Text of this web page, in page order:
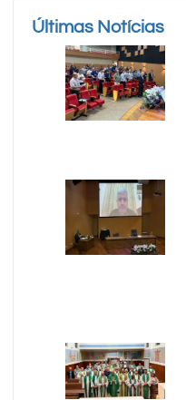
Últimas Notícias